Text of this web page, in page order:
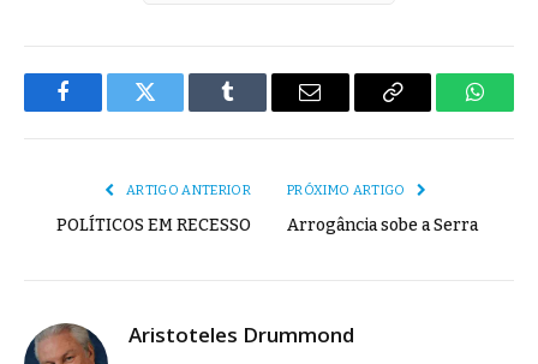
FacebookTwitter Tumblr
E-
Copiar
ARTIGO ANTERIOR
POLÍTICOS EM RECESSO
PRÓXIMO ARTIGO
Arrogância sobe a Serra
Aristoteles Drummond